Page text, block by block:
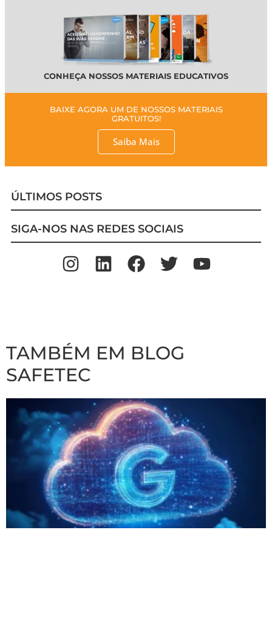
CONHEÇA NOSSOS MATERIAIS EDUCATIVOS
BAIXE AGORA UM DE NOSSOS MATERIAIS
GRATUITOS!
Saiba Mais
ÚLTIMOS POSTS
SIGA-NOS NAS REDES SOCIAIS
TAMBÉM EM BLOG
SAFETEC